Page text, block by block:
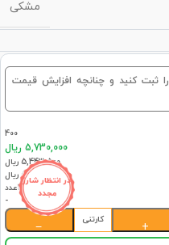
مشکی
ثبت کنید و چنانچه افزایش قیمت
در انتظار شارژ
مجدد
400
5,730,000 ریال
5,443,500 ریال
5,157,000 ریال
18عدد
-
+
کارتنی
−